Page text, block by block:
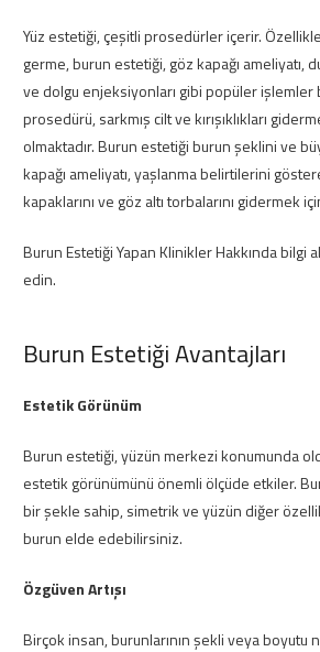
Yüz estetiği, çeşitli prosedürler içerir.
germe, burun estetiği, göz kapağı ameliyatı,
ve dolgu enjeksiyonları gibi popüler işlemler
prosedürü, sarkmış cilt ve kırışıklıkları
olmaktadır. Burun estetiği burun şeklini ve
kapağı ameliyatı, yaşlanma belirtilerini
kapaklarını ve göz altı torbalarını gidermek
Burun Estetiği Yapan Klinikler Hakkında bilgi
edin.
Burun Estetiği Avantajları
Estetik Görünüm
Burun estetiği, yüzün merkezi konumunda
estetik görünümünü önemli ölçüde etkiler.
bir şekle sahip, simetrik ve yüzün diğer
burun elde edebilirsiniz.
Özgüven Artışı
Birçok insan, burunlarının şekli veya boyutu